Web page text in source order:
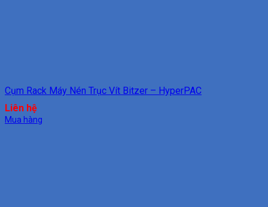
Cụm Rack Máy Nén Trục Vít Bitzer – HyperPAC
Liên hệ
Mua hàng